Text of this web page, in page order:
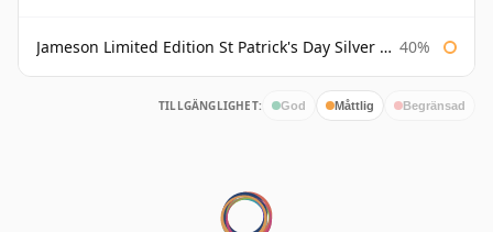
Jameson Limited Edition St Patrick's Day Silver Bottle 40%
TILLGÄNGLIGHET: God Måttlig Begränsad